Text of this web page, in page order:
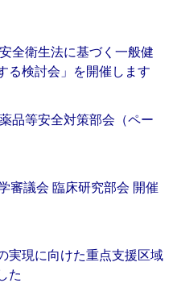
全衛生法に基づく一般健
る検討会」を開催します
品等安全対策部会（ペー
議会 臨床研究部会 開催
現に向けた重点支援区域
た